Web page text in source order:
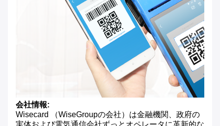
会社情報:
Wisecard （WiseGroupの会社）は金融機関、政府の